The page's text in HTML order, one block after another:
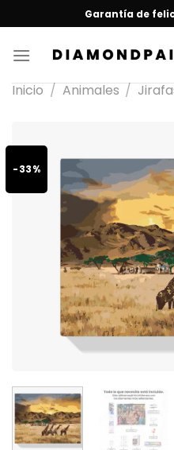
Garantía de
Inicio / Animales /
-33%